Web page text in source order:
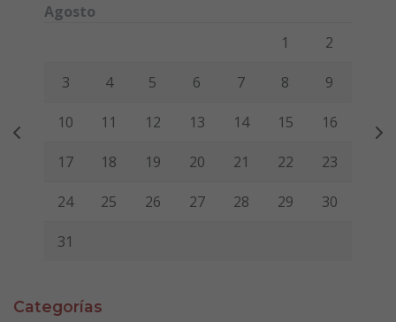
Agosto
Viernes Sábado
1 2
3 4 5 6 7 8 9
10 11 12 13 14 15 16
17 18 19 20 21 22 23
24 25 26 27 28 29 30
31
Categorías